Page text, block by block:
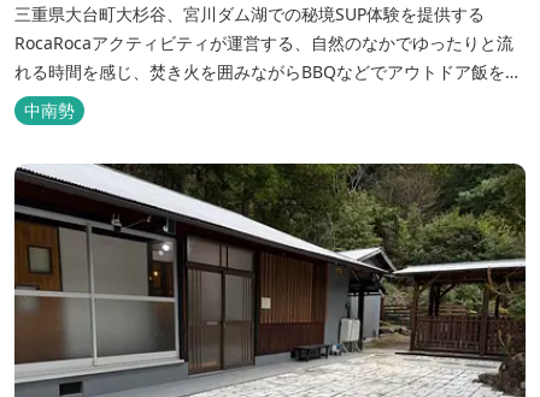
三重県大台町大杉谷、宮川ダム湖での秘境SUP体験を提供する
RocaRocaアクティビティが運営する、自然のなかでゆったりと流
れる時間を感じ、焚き火を囲みながらBBQなどでアウトドア飯を愉
しめる宿。 ベッドルーム以外でも、満点の星空を眺めながらテント
を張って寝ることもできるキャンプスタイルでおもいおもいのひと
中南勢